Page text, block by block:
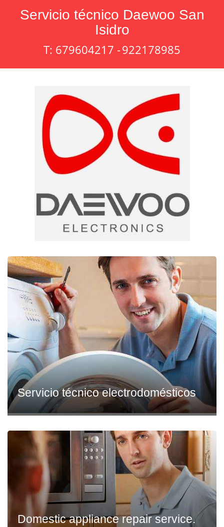
Servicio técnico Daewoo San
Isidro
T: 679604217 -922178985
Servicio técnico electrodomésticos
Domestic appliance repair service.